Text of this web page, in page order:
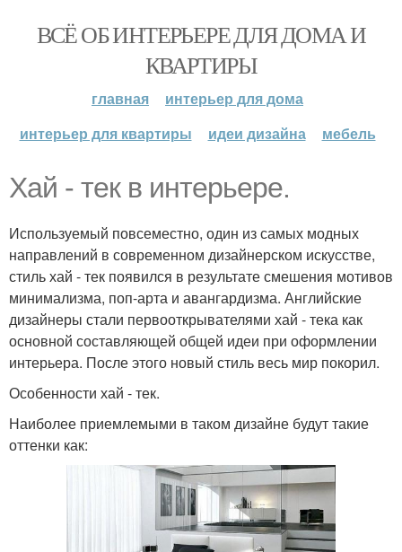
ВСЁ ОБ ИНТЕРЬЕРЕ ДЛЯ ДОМА И
КВАРТИРЫ
главная
интерьер для дома
интерьер для квартиры
идеи дизайна мебель
Хай - тек в интерьере.
Используемый повсеместно, один из самых модных
направлений в современном дизайнерском искусстве,
стиль хай - тек появился в результате смешения мотивов
минимализма, поп-арта и авангардизма. Английские
дизайнеры стали первооткрывателями хай - тека как
основной составляющей общей идеи при оформлении
интерьера. После этого новый стиль весь мир покорил.
Особенности хай - тек.
Наиболее приемлемыми в таком дизайне будут такие
оттенки как: